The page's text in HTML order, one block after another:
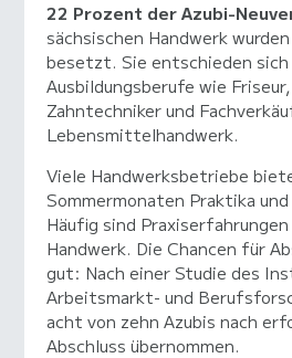
22 Prozent der Azubi-
sächsischen Handwerk
besetzt. Sie entschieden
Ausbildungsberufe wie
Zahntechniker und
Lebensmittelhandwerk.
Viele Handwerksbetriebe
Sommermonaten Praktika
Häufig sind
Handwerk. Die Chancen für
gut: Nach einer Studie des
Arbeitsmarkt- und
acht von zehn Azubis nach
Abschluss übernommen.